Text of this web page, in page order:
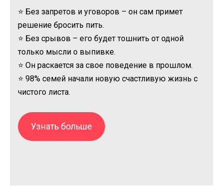
⭐ Без запретов и уговоров – он сам примет
решение бросить пить.
⭐ Без срывов – его будет тошнить от одной
только мысли о выпивке.
⭐ Он раскается за свое поведение в прошлом.
⭐ 98% семей начали новую счастливую жизнь с
чистого листа.
Узнать больше